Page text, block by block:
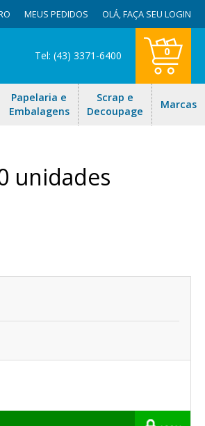
MEUS PEDIDOS OLÁ,FAÇA SEU LOGIN
Tel: (43) 3371-6400 0
Papelaria e
Embalagens
Scrap e
Decoupage
Marcas
unidades